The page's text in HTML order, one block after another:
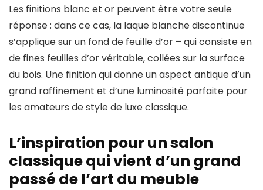
Les finitions blanc et or peuvent être votre seule
réponse : dans ce cas, la laque blanche discontinue
s’applique sur un fond de feuille d’or – qui consiste en
de fines feuilles d’or véritable, collées sur la surface
du bois. Une finition qui donne un aspect antique d’un
grand raffinement et d’une luminosité parfaite pour
les amateurs de style de luxe classique.
L’inspiration pour un salon
classique qui vient d’un grand
passé de l’art du meuble